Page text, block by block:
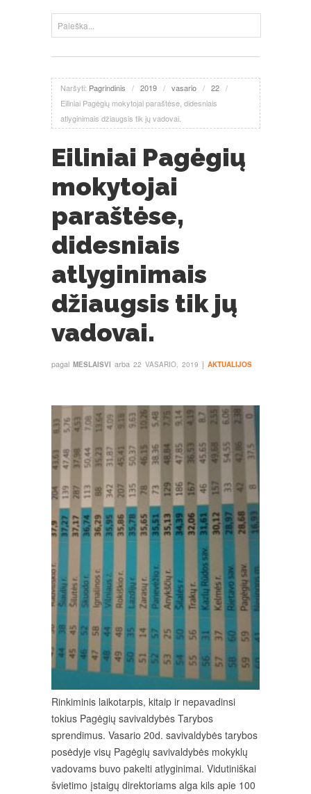
Naršyti: Pagrindinis / 2019 / vasario / 22 /
Eiliniai Pagėgių mokytojai paraštėse, didesniais
atlyginimais džiaugsis tik jų vadovai.
Eiliniai Pagėgių
mokytojai
paraštėse,
didesniais
atlyginimais
džiaugsis tik jų
vadovai.
pagal MESLAISVI arba 22 VASARIO, 2019 į AKTUALIJOS
Rinkiminis laikotarpis, kitaip ir nepavadinsi
tokius Pagėgių savivaldybės Tarybos
sprendimus. Vasario 20d. savivaldybės tarybos
posėdyje visų Pagėgių savivaldybės mokyklų
vadovams buvo pakelti atlyginimai. Vidutiniškai
švietimo įstaigų direktoriams alga kils apie 100